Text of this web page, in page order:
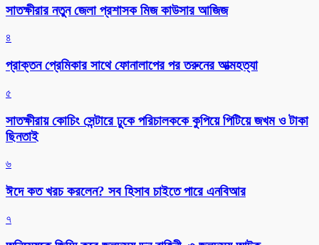
সাতক্ষীরার নতুন জেলা প্রশাসক মিজ কাউসার আজিজ
৪
প্রাক্তন প্রেমিকার সাথে ফোনালাপের পর তরুনের আত্মহত্যা
৫
সাতক্ষীরায় কোচিং সেন্টারে ঢুকে পরিচালককে কুপিয়ে পিটিয়ে জখম ও টাকা
ছিনতাই
৬
ঈদে কত খরচ করলেন? সব হিসাব চাইতে পারে এনবিআর
৭